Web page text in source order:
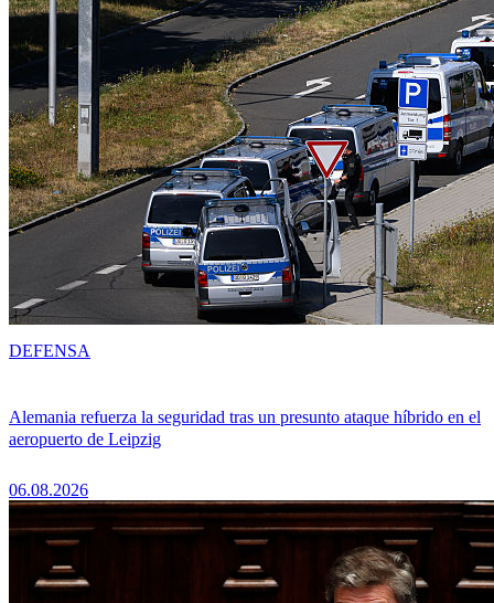
Alemania refuerza la seguridad tras un presunto ataque híbrido en el
aeropuerto de Leipzig
06.08.2026
DEFENSA